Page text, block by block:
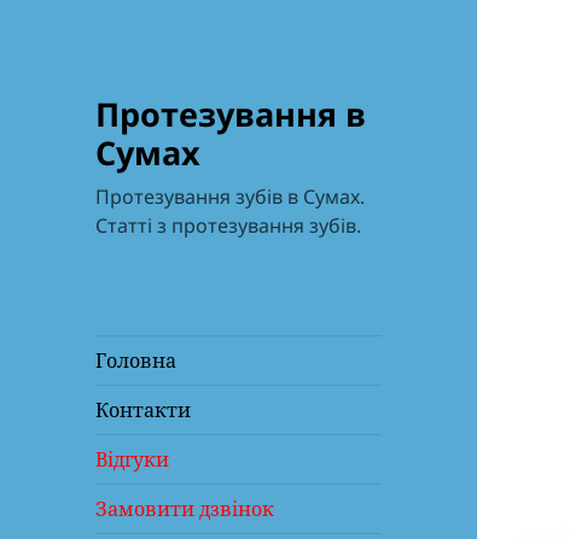
Протезування в
Сумах
Протезування зубів в Сумах.
Статті з протезування зубів.
Головна
Контакти
Відгуки
Замовити дзвінок